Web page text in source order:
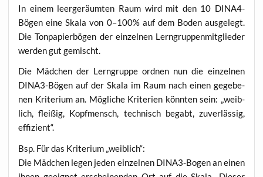
In einem leer­ge­räum­ten Raum wird mit den 10 DINA4-
Bögen eine Ska­la von 0–100% auf dem Boden aus­ge­legt.
Die Ton­pa­pier­bö­gen der ein­zel­nen Lern­grup­pen­mit­glie­der
wer­den gut gemischt.
Die Mäd­chen der Lern­grup­pe ord­nen nun die ein­zel­nen
DINA3-Bögen auf der Ska­la im Raum nach einen gege­be­
nen Kri­te­ri­um an. Mög­li­che Kri­te­ri­en könn­ten sein: „weib­
lich, flei­ßig, Kopf­mensch, tech­nisch begabt, zuver­läs­sig,
effizient“.
Bsp. Für das Kri­te­ri­um „weib­lich“:
Die Mäd­chen legen jeden ein­zel­nen DINA3-Bogen an einen